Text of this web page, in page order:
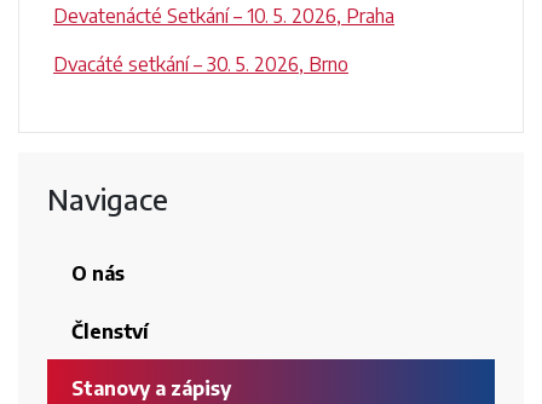
Devatenácté Setkání – 10. 5. 2026, Praha
Dvacáté setkání – 30. 5. 2026, Brno
Navigace
O nás
Členství
Stanovy a zápisy